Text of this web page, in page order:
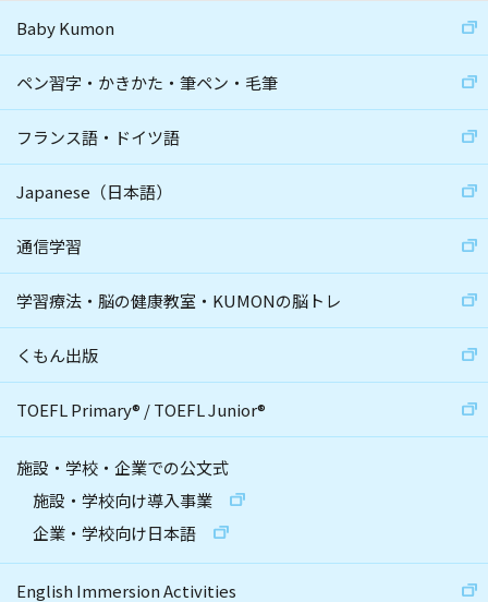
Baby Kumon
ペン習字・かきかた・筆ペン・毛筆
フランス語・ドイツ語
Japanese（日本語）
通信学習
学習療法・脳の健康教室・KUMONの脳トレ
くもん出版
TOEFL Primary® /TOEFL Junior®
施設・学校・企業での公文式
施設・学校向け導入事業
企業・学校向け日本語
English Immersion Activities